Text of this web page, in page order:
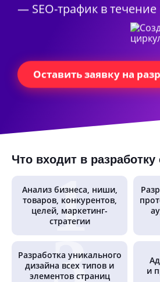
— SEO-трафик в
Оставить заявку на
Что входит в разработку
Анализ бизнеса, ниши,
товаров, конкурентов,
целей, маркетинг-
стратегии
Разработка уникального
дизайна всех типов и
элементов страниц
и